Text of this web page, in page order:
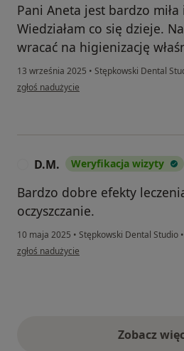
Pani Aneta jest bardzo miła
Wiedziałam co się dzieje.
wracać na higienizację
13 września 2025 • Stępkowski Dental
w opinii użytkownika Sandra
zgłoś nadużycie
D.M. Weryfikacja wizyty
Bardzo dobre efekty
oczyszczanie.
10 maja 2025 • Stępkowski Dental Studio •
w opinii użytkownika D.M.
zgłoś nadużycie
Zobacz